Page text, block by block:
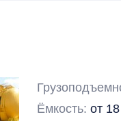
Ёмкость: от